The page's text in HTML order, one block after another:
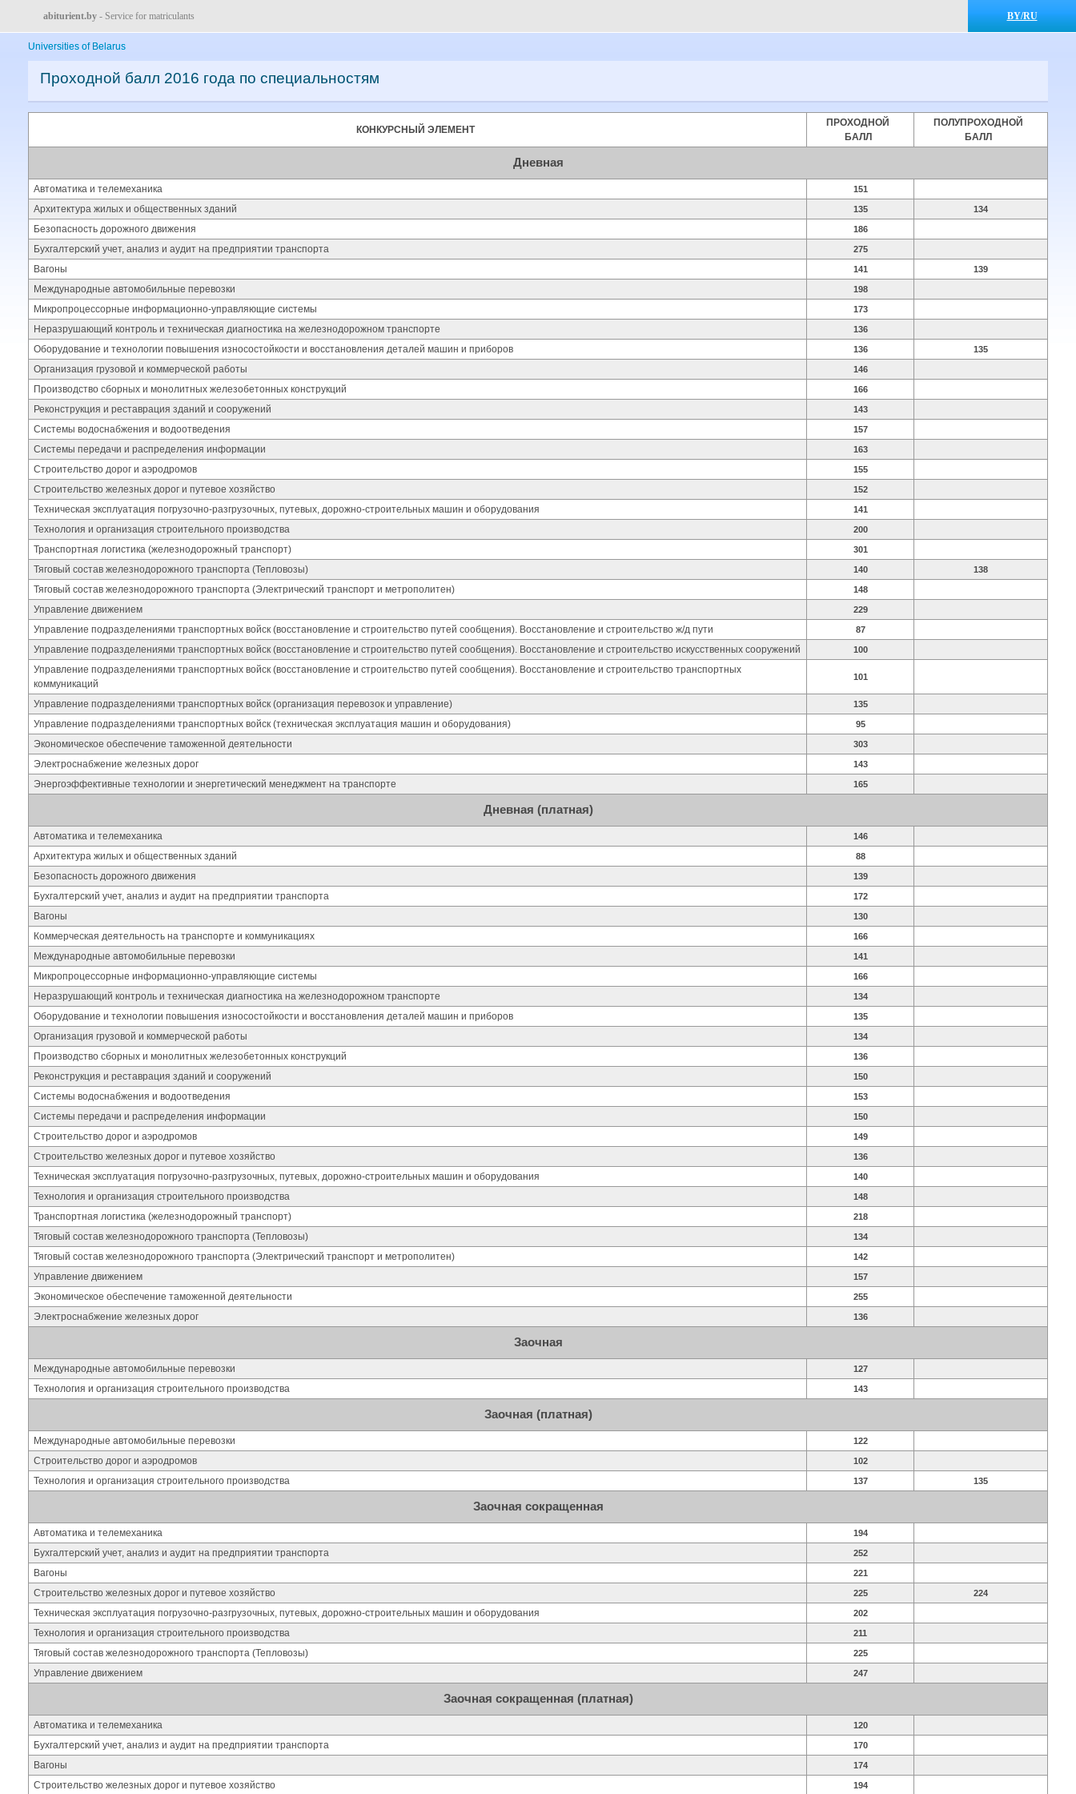
BY/RU
abiturient.by - Service for matriculants
Universities of Belarus
Проходной балл 2016 года по специальностям
КОНКУРСНЫЙ ЭЛЕМЕНТ
ПРОХОДНОЙ
БАЛЛ
ПОЛУПРОХОДНОЙ
БАЛЛ
Дневная
Автоматика и телемеханика 151
Архитектура жилых и общественных зданий 135 134
Безопасность дорожного движения 186
Бухгалтерский учет, анализ и аудит на предприятии транспорта 275
Вагоны 141 139
Международные автомобильные перевозки 198
Микропроцессорные информационно-управляющие системы 173
Неразрушающий контроль и техническая диагностика на железнодорожном транспорте 136
Оборудование и технологии повышения износостойкости и восстановления деталей машин и приборов 136 135
Организация грузовой и коммерческой работы 146
Производство сборных и монолитных железобетонных конструкций 166
Реконструкция и реставрация зданий и сооружений 143
Системы водоснабжения и водоотведения 157
Системы передачи и распределения информации 163
Строительство дорог и аэродромов 155
Строительство железных дорог и путевое хозяйство 152
Техническая эксплуатация погрузочно-разгрузочных, путевых, дорожно-строительных машин и оборудования 141
Технология и организация строительного производства 200
Транспортная логистика (железнодорожный транспорт) 301
Тяговый состав железнодорожного транспорта (Тепловозы) 140 138
Тяговый состав железнодорожного транспорта (Электрический транспорт и метрополитен) 148
Управление движением 229
Управление подразделениями транспортных войск (восстановление и строительство путей сообщения). Восстановление и строительство ж/д пути 87
Управление подразделениями транспортных войск (восстановление и строительство путей сообщения). Восстановление и строительство искусственных сооружений 100
Управление подразделениями транспортных войск (восстановление и строительство путей сообщения). Восстановление и строительство транспортных
коммуникаций
101
Управление подразделениями транспортных войск (организация перевозок и управление) 135
Управление подразделениями транспортных войск (техническая эксплуатация машин и оборудования) 95
Экономическое обеспечение таможенной деятельности 303
Электроснабжение железных дорог 143
Энергоэффективные технологии и энергетический менеджмент на транспорте 165
Дневная (платная)
Автоматика и телемеханика 146
Архитектура жилых и общественных зданий 88
Безопасность дорожного движения 139
Бухгалтерский учет, анализ и аудит на предприятии транспорта 172
Вагоны 130
Коммерческая деятельность на транспорте и коммуникациях 166
Международные автомобильные перевозки 141
Микропроцессорные информационно-управляющие системы 166
Неразрушающий контроль и техническая диагностика на железнодорожном транспорте 134
Оборудование и технологии повышения износостойкости и восстановления деталей машин и приборов 135
Организация грузовой и коммерческой работы 134
Производство сборных и монолитных железобетонных конструкций 136
Реконструкция и реставрация зданий и сооружений 150
Системы водоснабжения и водоотведения 153
Системы передачи и распределения информации 150
Строительство дорог и аэродромов 149
Строительство железных дорог и путевое хозяйство 136
Техническая эксплуатация погрузочно-разгрузочных, путевых, дорожно-строительных машин и оборудования 140
Технология и организация строительного производства 148
Транспортная логистика (железнодорожный транспорт) 218
Тяговый состав железнодорожного транспорта (Тепловозы) 134
Тяговый состав железнодорожного транспорта (Электрический транспорт и метрополитен) 142
Управление движением 157
Экономическое обеспечение таможенной деятельности 255
Электроснабжение железных дорог 136
Заочная
Международные автомобильные перевозки 127
Технология и организация строительного производства 143
Заочная (платная)
Международные автомобильные перевозки 122
Строительство дорог и аэродромов 102
Технология и организация строительного производства 137 135
Заочная сокращенная
Автоматика и телемеханика 194
Бухгалтерский учет, анализ и аудит на предприятии транспорта 252
Вагоны 221
Строительство железных дорог и путевое хозяйство 225 224
Техническая эксплуатация погрузочно-разгрузочных, путевых, дорожно-строительных машин и оборудования 202
Технология и организация строительного производства 211
Тяговый состав железнодорожного транспорта (Тепловозы) 225
Управление движением 247
Заочная сокращенная (платная)
Автоматика и телемеханика 120
Бухгалтерский учет, анализ и аудит на предприятии транспорта 170
Вагоны 174
Строительство железных дорог и путевое хозяйство 194